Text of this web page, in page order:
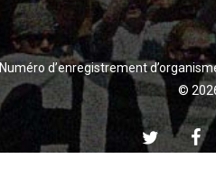
Numéro d’enregistrement
©
twitter